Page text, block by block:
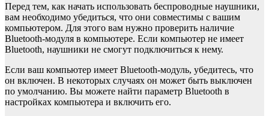
Перед тем, как начать использовать беспроводные наушники,
вам необходимо убедиться, что они совместимы с вашим
компьютером. Для этого вам нужно проверить наличие
Bluetooth-модуля в компьютере. Если компьютер не имеет
Bluetooth, наушники не смогут подключиться к нему.
Если ваш компьютер имеет Bluetooth-модуль, убедитесь, что
он включен. В некоторых случаях он может быть выключен
по умолчанию. Вы можете найти параметр Bluetooth в
настройках компьютера и включить его.